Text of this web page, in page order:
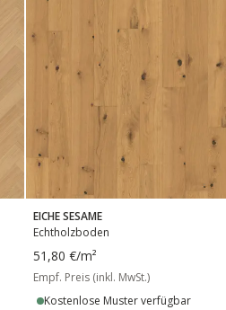
EICHE SESAME
Echtholzboden
51,80 €/m²
Empf. Preis (inkl. MwSt.)
Kostenlose Muster verfügbar